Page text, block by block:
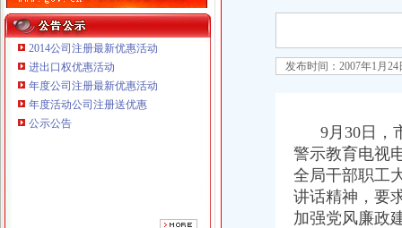
本站导航
2014公司注册最新优惠活动
进出口权优惠活动
年度公司注册最新优惠活动
年度活动公司注册送优惠
公示公告
发布时间：2007年1月
9月30日，市
警示教育电视
全局干部职工
讲话精神，要
加强党风廉政